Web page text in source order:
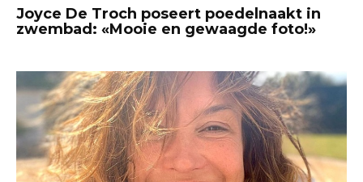
Joyce De Troch poseert poedelnaakt in
zwembad: «Mooie en gewaagde foto!»